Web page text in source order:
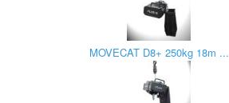
MOVECAT D8+ 250kg 18m ...